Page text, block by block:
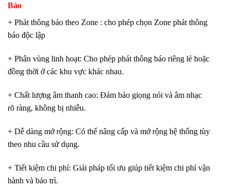
Báo
+ Phát thông báo theo Zone : cho phép chọn Zone phát thông
báo độc lập
+ Phân vùng linh hoạt: Cho phép phát thông báo riêng lẻ hoặc
đồng thời ở các khu vực khác nhau.
+ Chất lượng âm thanh cao: Đảm bảo giọng nói và âm nhạc
rõ ràng, không bị nhiễu.
+ Dễ dàng mở rộng: Có thể nâng cấp và mở rộng hệ thống tùy
theo nhu cầu sử dụng.
+ Tiết kiệm chi phí: Giải pháp tối ưu giúp tiết kiệm chi phí vận
hành và bảo trì.